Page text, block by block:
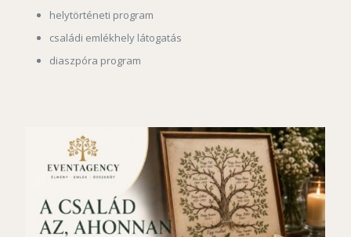
helytörténeti program
családi emlékhely látogatás
diaszpóra program